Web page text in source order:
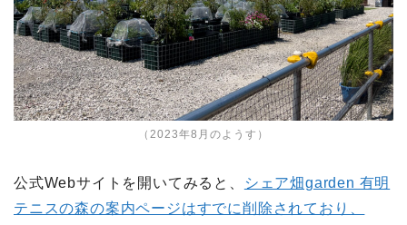
（2023年8月のようす）
公式Webサイトを開いてみると、
シェア畑garden 有明
テニスの森の案内ページはすでに削除されており、